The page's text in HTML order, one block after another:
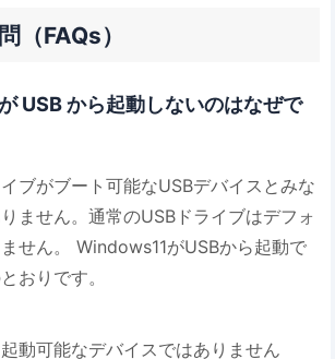
（FAQs）
USB から起動しないのはなぜで
ブがブート可能なUSBデバイスとみな
ません。通常のUSBドライブはデフォ
せん。 Windows11がUSBから起動で
おりです。
動可能なデバイスではありません